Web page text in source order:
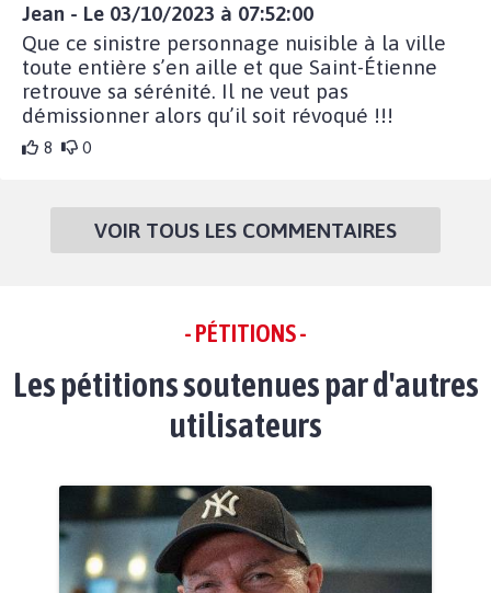
Jean - Le 03/10/2023 à 07:52:00
Que ce sinistre personnage nuisible à la ville
toute entière s’en aille et que Saint-Étienne
retrouve sa sérénité. Il ne veut pas
démissionner alors qu’il soit révoqué !!!
8 0
VOIR TOUS LES COMMENTAIRES
- PÉTITIONS -
Les pétitions soutenues par d'autres
utilisateurs